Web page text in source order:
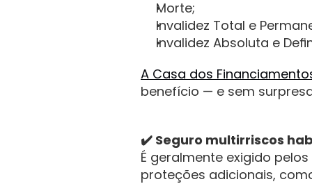
Morte;
Invalidez Total e
Invalidez Absoluta e
A Casa dos
benefício — e sem
✔️ Seguro multirriscos
É geralmente exigido
proteções adicionais,